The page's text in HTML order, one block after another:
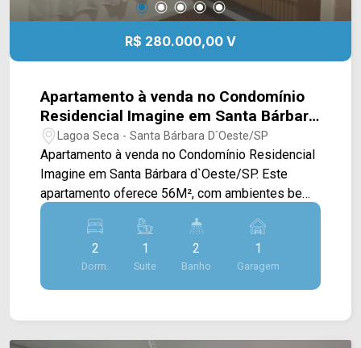
R$ 280.000,00 V
Apartamento à venda no Condomínio
Residencial Imagine em Santa Bárbara
d`Oeste/SP
Lagoa Seca - Santa Bárbara D`Oeste/SP
Apartamento à venda no Condomínio Residencial
Imagine em Santa Bárbara d`Oeste/SP. Este
apartamento oferece 56M², com ambientes bem
distribuídos e pensados para proporcionar
conforto e praticidade no dia a dia. A área social
conta com sala de estar e de jantar integradas à
cozinha com armários, criando um espaço
funcional e acolhedor, além de conexão direta
2
Dorm.
1
Suite
2
Banho
1
Garagem